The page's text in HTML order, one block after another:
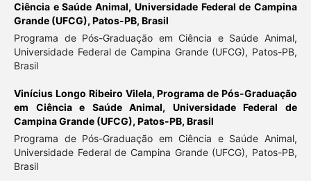
Ciência e Saúde Animal, Universidade Federal de Campina
Grande (UFCG), Patos-PB, Brasil
Programa de Pós-Graduação em Ciência e Saúde Animal,
Universidade Federal de Campina Grande (UFCG), Patos-PB,
Brasil
Vinícius Longo Ribeiro Vilela,Programa de Pós-Graduação
em Ciência e Saúde Animal, Universidade Federal de
Campina Grande (UFCG), Patos-PB, Brasil
Programa de Pós-Graduação em Ciência e Saúde Animal,
Universidade Federal de Campina Grande (UFCG), Patos-PB,
Brasil